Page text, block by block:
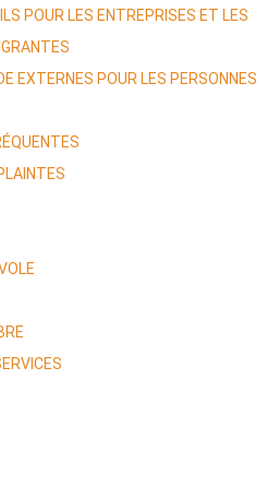
POUR LES ENTREPRISES ET LES
EXTERNES POUR LES PERSONNES